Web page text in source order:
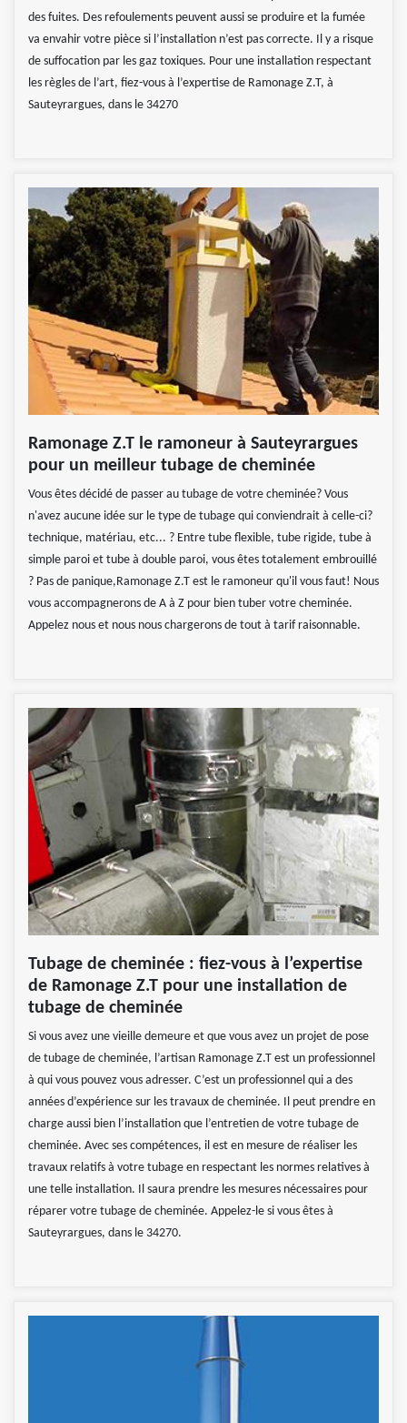
des fuites. Des refoulements peuvent aussi se produire et la fumée
va envahir votre pièce si l’installation n’est pas correcte. Il y a risque
de suffocation par les gaz toxiques. Pour une installation respectant
les règles de l’art, fiez-vous à l’expertise de Ramonage Z.T, à
Sauteyrargues, dans le 34270
Ramonage Z.T le ramoneur à Sauteyrargues
pour un meilleur tubage de cheminée
Vous êtes décidé de passer au tubage de votre cheminée? Vous
n'avez aucune idée sur le type de tubage qui conviendrait à celle-ci?
technique, matériau, etc... ? Entre tube flexible, tube rigide, tube à
simple paroi et tube à double paroi, vous êtes totalement embrouillé
? Pas de panique,Ramonage Z.T est le ramoneur qu'il vous faut! Nous
vous accompagnerons de A à Z pour bien tuber votre cheminée.
Appelez nous et nous nous chargerons de tout à tarif raisonnable.
Tubage de cheminée : fiez-vous à l’expertise
de Ramonage Z.T pour une installation de
tubage de cheminée
Si vous avez une vieille demeure et que vous avez un projet de pose
de tubage de cheminée, l’artisan Ramonage Z.T est un professionnel
à qui vous pouvez vous adresser. C’est un professionnel qui a des
années d’expérience sur les travaux de cheminée. Il peut prendre en
charge aussi bien l’installation que l’entretien de votre tubage de
cheminée. Avec ses compétences, il est en mesure de réaliser les
travaux relatifs à votre tubage en respectant les normes relatives à
une telle installation. Il saura prendre les mesures nécessaires pour
réparer votre tubage de cheminée. Appelez-le si vous êtes à
Sauteyrargues, dans le 34270.